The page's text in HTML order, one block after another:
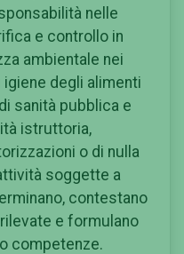
nelle
e controllo in
ambientale nei
igiene degli alimenti
sanità pubblica e
istruttoria,
o di nulla
soggette a
contestano
e formulano
competenze.